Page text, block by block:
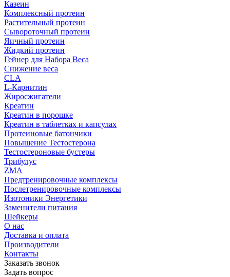
Казеин
Комплексный протеин
Растительный протеин
Сывороточный протеин
Яичный протеин
Жидкий протеин
Гейнер для Набора Веса
Снижение веса
CLA
L-Карнитин
Жиросжигатели
Креатин
Креатин в порошке
Креатин в таблетках и капсулах
Протеиновые батончики
Повышение Тестостерона
Тестостероновые бустеры
Трибулус
ZMA
Предтренировочные комплексы
Послетренировочные комплексы
Изотоники Энергетики
Заменители питания
Шейкеры
О нас
Доставка и оплата
Производители
Контакты
Заказать звонок
Задать вопрос